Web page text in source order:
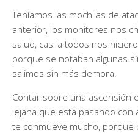
Teníamos las mochilas de
anterior, los monitores nos
salud, casi a todos nos
porque se notaban algunas
salimos sin más demora.
Contar sobre una ascensión
lejana que está pasando con
te conmueve mucho, porque